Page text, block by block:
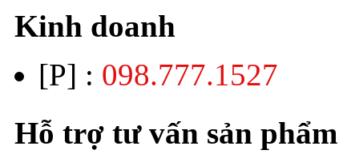
Kinh doanh
[P] : 098.777.1527
Hỗ trợ tư vấn sản phẩm